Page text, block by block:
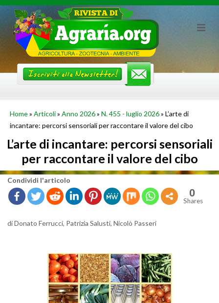
Skip
content
Home» Articoli» Anno 2026» N. 455 - luglio 2026» L’arte di
incantare: percorsi sensoriali per raccontare il valore del cibo
L’arte di incantare: percorsi sensoriali
per raccontare il valore del cibo
Con­di­vi­di l'ar­ti­co­lo
0
Shares
di Do­na­to Fer­ruc­ci, Pa­tri­zia Sa­lu­sti, Ni­co­lò Pas­se­ri